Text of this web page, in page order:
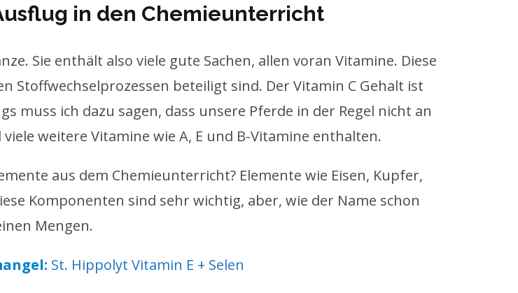
in den Chemieunterricht
Sie enthält also viele gute Sachen, allen voran Vitamine. Diese
Stoffwechselprozessen beteiligt sind. Der Vitamin C Gehalt ist
muss ich dazu sagen, dass unsere Pferde in der Regel nicht an
weitere Vitamine wie A, E und B-Vitamine enthalten.
aus dem Chemieunterricht? Elemente wie Eisen, Kupfer,
Komponenten sind sehr wichtig, aber, wie der Name schon
Mengen.
St. Hippolyt Vitamin E + Selen